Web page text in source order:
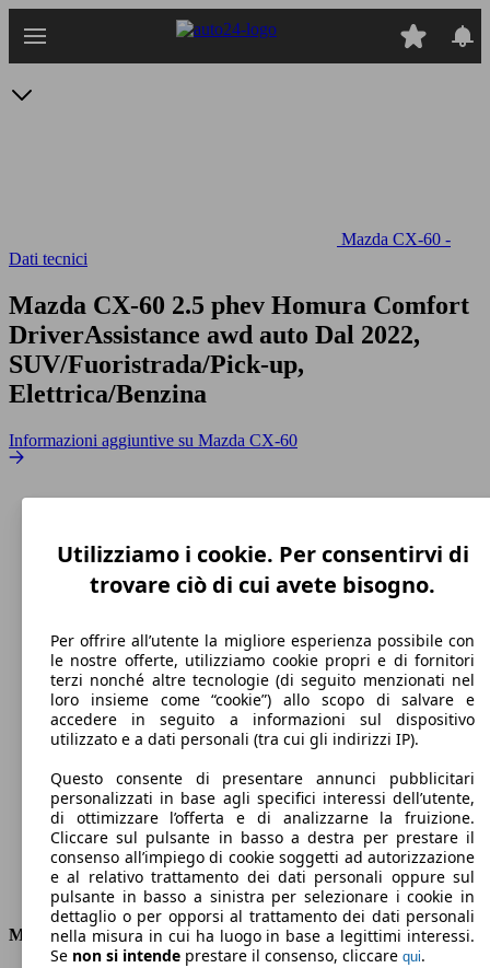
Mazda CX-60 -
Dati tecnici
Mazda CX-60 2.5 phev Homura Comfort
DriverAssistance awd auto Dal 2022,
SUV/Fuoristrada/Pick-up,
Elettrica/Benzina
Informazioni aggiuntive su Mazda CX-60
200 km/h
Elettrica/Benzina
Carburante
Motore e Prestazioni
Utilizziamo i cookie. Per consentirvi di
trovare ciò di cui avete bisogno.
Per offrire all’utente la migliore esperienza possibile con
le nostre offerte, utilizziamo cookie propri e di fornitori
terzi nonché altre tecnologie (di seguito menzionati nel
loro insieme come “cookie”) allo scopo di salvare e
accedere in seguito a informazioni sul dispositivo
utilizzato e a dati personali (tra cui gli indirizzi IP).
Questo consente di presentare annunci pubblicitari
personalizzati in base agli specifici interessi dell’utente,
di ottimizzare l’offerta e di analizzarne la fruizione.
Cliccare sul pulsante in basso a destra per prestare il
consenso all’impiego di cookie soggetti ad autorizzazione
e al relativo trattamento dei dati personali oppure sul
pulsante in basso a sinistra per selezionare i cookie in
dettaglio o per opporsi al trattamento dei dati personali
nella misura in cui ha luogo in base a legittimi interessi.
Se non si intende prestare il consenso, cliccare qui.